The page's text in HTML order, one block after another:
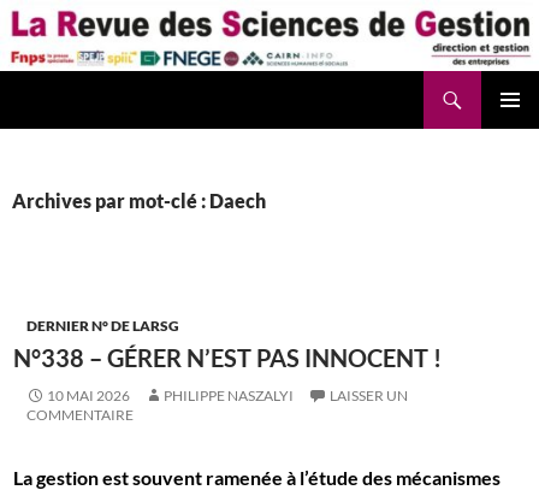
Aller
au
contenu
Archives par mot-clé : Daech
DERNIER N° DE LARSG
N°338 – GÉRER N’EST PAS INNOCENT !
10 MAI 2026 PHILIPPE NASZALYI
LAISSER UN
COMMENTAIRE
La gestion est souvent ramenée à l’étude des mécanismes